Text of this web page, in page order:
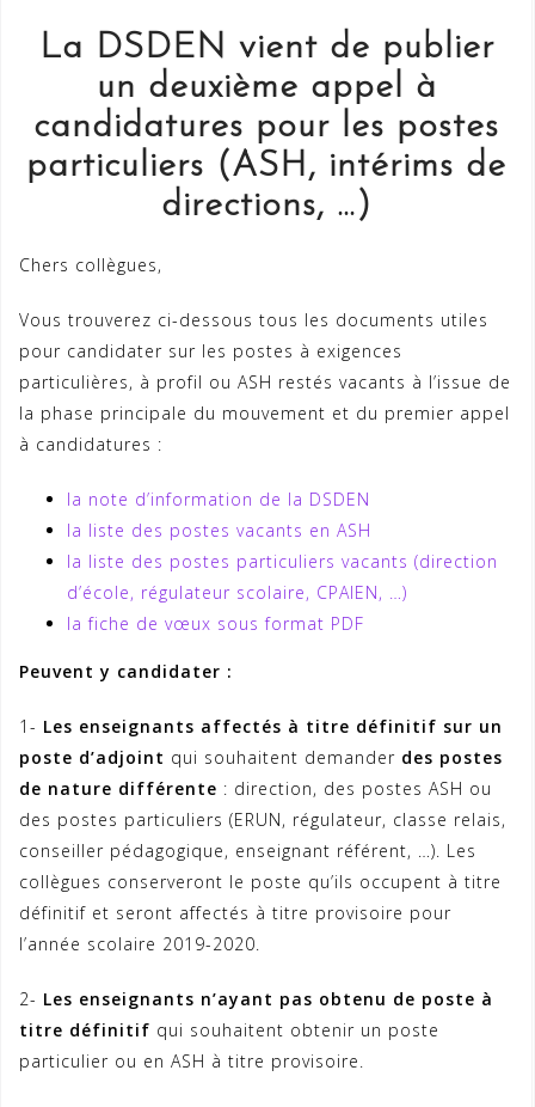
La DSDEN vient de publier
un deuxième appel à
candidatures pour les postes
particuliers (ASH, intérims de
directions, …)
Chers collègues,
Vous trouverez ci-dessous tous les documents utiles
pour candidater sur les postes à exigences
particulières, à profil ou ASH restés vacants à l’issue de
la phase principale du mouvement et du premier appel
à candidatures :
la note d’information de la DSDEN
la liste des postes vacants en ASH
la liste des postes particuliers vacants (direction
d’école, régulateur scolaire, CPAIEN, …)
la fiche de vœux sous format PDF
Peuvent y candidater :
1- Les enseignants affectés à titre définitif sur un
poste d’adjoint qui souhaitent demander des postes
de nature différente : direction, des postes ASH ou
des postes particuliers (ERUN, régulateur, classe relais,
conseiller pédagogique, enseignant référent, …). Les
collègues conserveront le poste qu’ils occupent à titre
définitif et seront affectés à titre provisoire pour
l’année scolaire 2019-2020.
2- Les enseignants n’ayant pas obtenu de poste à
titre définitif qui souhaitent obtenir un poste
particulier ou en ASH à titre provisoire.